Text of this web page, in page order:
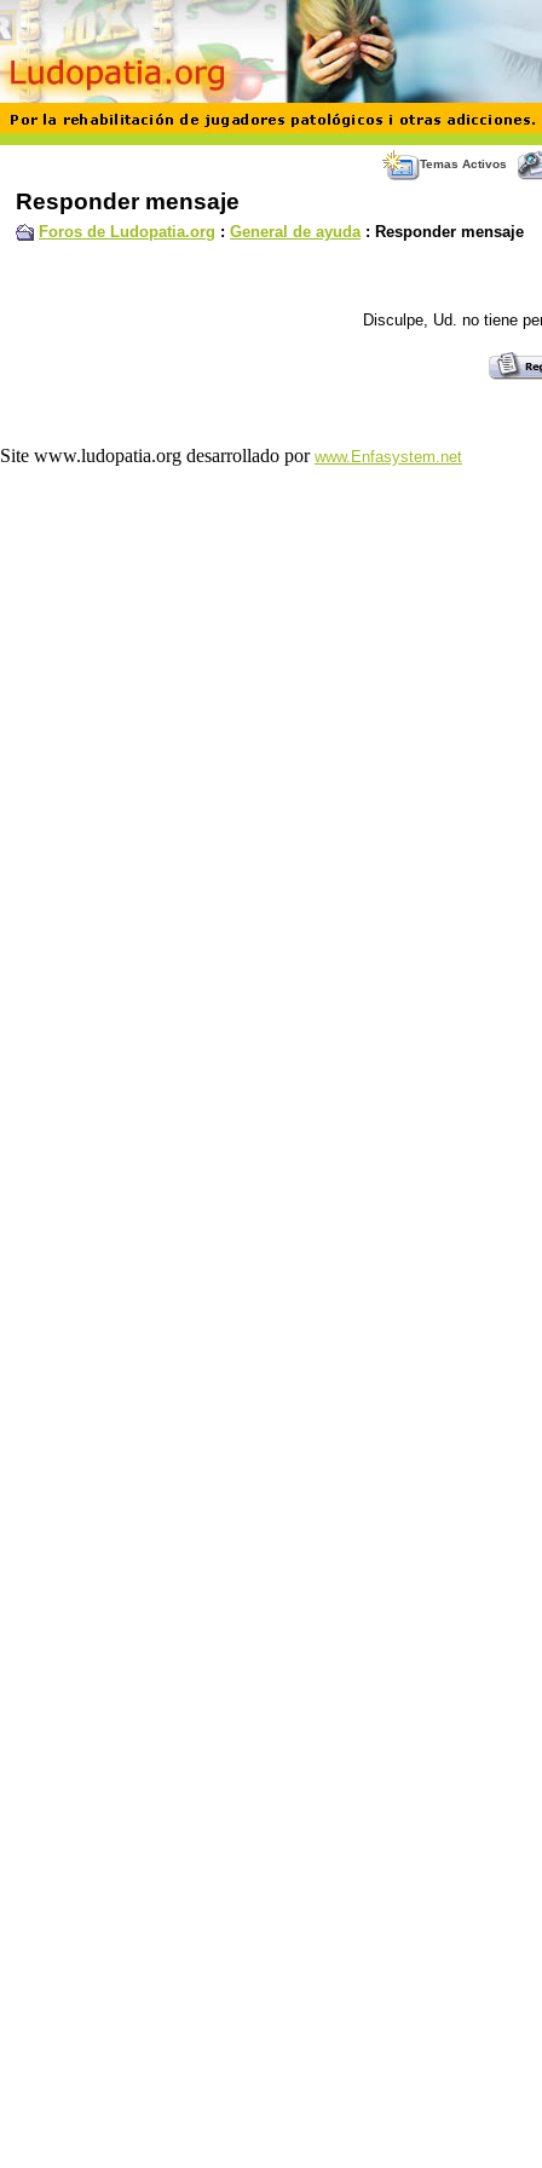
Temas Activos
Responder mensaje
Foros de Ludopatia.org : General de ayuda: Responder mensaje
Disculpe, Ud. no tiene
Site www.ludopatia.org desarrollado por www.Enfasystem.net